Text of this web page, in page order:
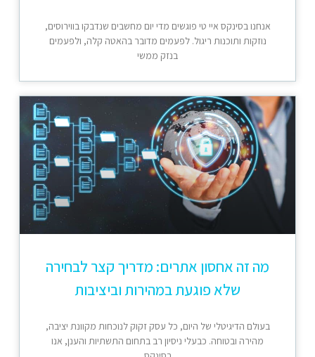
אנחנו בסינקס איי טי פוגשים מדי יום מחשבים שנדבקו בווירוסים,
נוזקות ותוכנות ריגול. לפעמים מדובר בהאטה קלה, ולפעמים
בנזק ממשי
מה זה אחסון אתרים: מדריך קצר לבחירה
שלא פוגעת במהירות וביציבות
בעולם הדיגיטלי של היום, כל עסק זקוק לנוכחות מקוונת יציבה,
מהירה ובטוחה. כבעלי ניסיון רב בתחום התשתיות והענן, אנו